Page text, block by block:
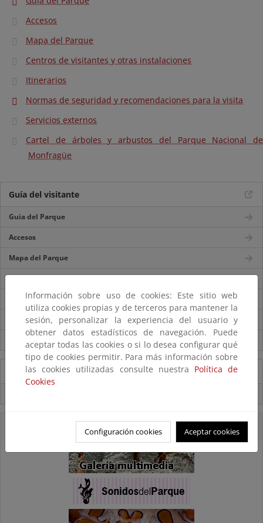
Accesos
Mapa del Parque
Centros de visitantes y otras instalaciones
Itinerarios
Normas de seguridad y recomendaciones para la visita
Servicios externos
Cartel de árboles y arbustos del Parque Nacional de
Monfragüe
Guía del visitante
Guia del Parque
Accesos
Mapa del Parque
Centros de visitantes
Itinerarios
Normas de visita
Servicios externos
Información del Parque
Información sobre uso de cookies: Este sitio web
utiliza cookies propias y de terceros para mantener la
sesión, personalizar la experiencia del usuario y
obtener datos estadísticos de navegación. Puede
aceptar todas las cookies o si lo desea configurar qué
tipo de cookies permitir. Para más información sobre
las cookies utilizadas consulte nuestra Política de
Cookies
Configuración cookies Aceptar cookies